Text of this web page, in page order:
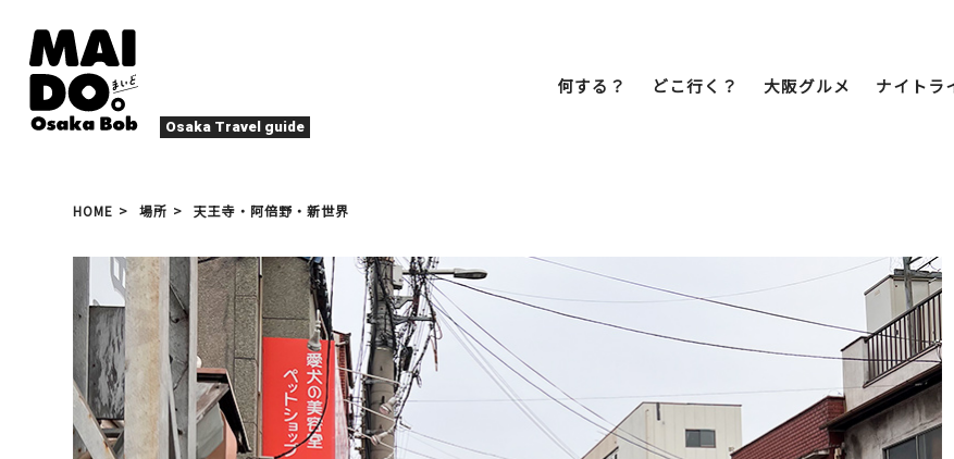
Osaka Travel guide
何する？
ナイトライフ
エンターテイメント
アクティビティ
文化・歴史
癒やし
アート
四季・自然
宿泊
大阪人
その他
春 夏 秋 冬
展望台
街歩き クルー
どこ行く？
キタ（梅田・北新地）
（道頓堀・難波・
心斎橋・日本橋）
天王寺・阿倍野・新世界
大阪グルメ
ローカルフード たこ焼き 居酒屋 ラーメン
焼肉 カフェ 酒
ナイトラ
HOME 場所 天王寺・阿倍野・新世界